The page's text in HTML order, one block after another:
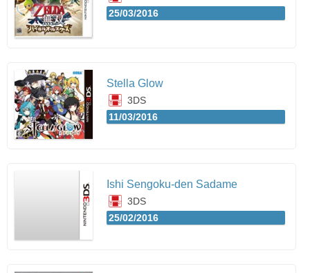
25/03/2016
Stella Glow
3DS
11/03/2016
Ishi Sengoku-den Sadame
3DS
25/02/2016